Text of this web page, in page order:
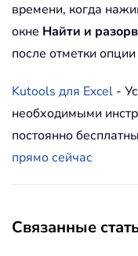
времени, когда
окне Найти и
после отметки опции
Kutools для Excel -
необходимыми
постоянно
прямо сейчас
Связанные